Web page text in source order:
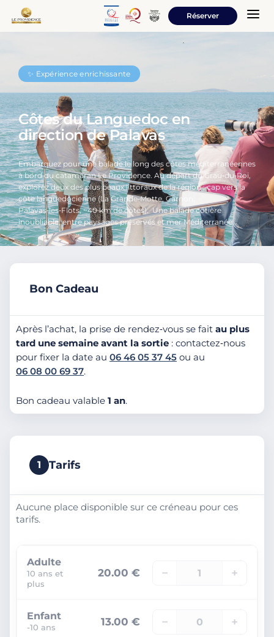
Réserver a
✨ Expérience enrichissante
Côtes du Languedoc en
direction de Palavas
Embarquez pour une balade le long des côtes méditerranéennes
à bord du catamaran Le Providence. Au départ du Grau‑du‑Roi,
explorez deux des plus beaux littoraux de la région : cap vers la
côte languedocienne (La Grande‑Motte, Carnon,
Palavas‑les‑Flots, ~40 km de côtes). Une balade côtière
inoubliable, entre paysages préservés et mer Méditerranée.
Bon Cadeau
Après l’achat, la prise de rendez‑vous se fait au plus
tard une semaine avant la sortie : contactez‑nous
pour fixer la date au 06 46 05 37 45 ou au
06 08 00 69 37.
Bon cadeau valable 1 an.
1 Tarifs
Aucune place disponible sur ce créneau pour ces
tarifs.
Adulte
10 ans et
plus
20.00 € − +
Enfant
-10 ans 13.00 € − +